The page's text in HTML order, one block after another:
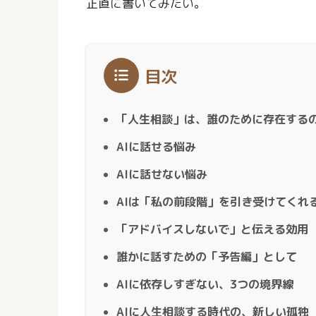
正直に書いてみたい。
目次
「人生相談」は、誰のために存在する
AIに話せる悩み
AIに話せない悩み
AIは「私の前段階」を引き受けてくれ
「アドバイスしないで」と伝える効用
誰かに話すための「予告編」として
AIに依存しすぎない、3つの境界線
AIに人生相談する時代の、新しい孤独